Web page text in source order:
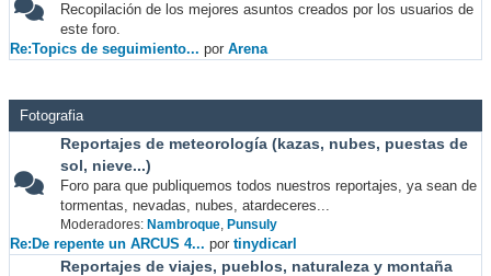
Recopilación de los mejores asuntos creados por los usuarios de
este foro.
Re:Topics de seguimiento... por Arena
Fotografia
Reportajes de meteorología (kazas, nubes, puestas de
sol, nieve...)
Foro para que publiquemos todos nuestros reportajes, ya sean de
tormentas, nevadas, nubes, atardeceres...
Moderadores: Nambroque, Punsuly
Re:De repente un ARCUS 4... por tinydicarl
Reportajes de viajes, pueblos, naturaleza y montaña